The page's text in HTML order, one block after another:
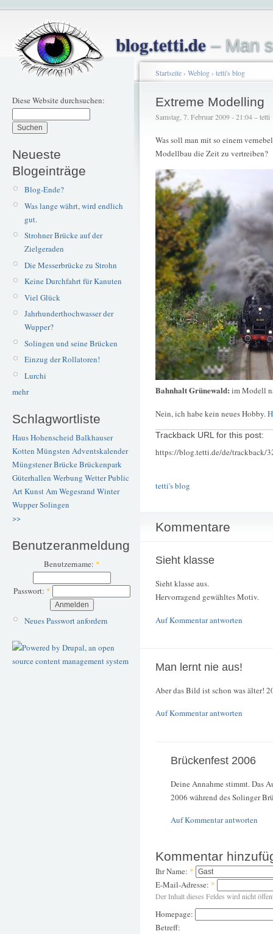
blog.tetti.de– Man
Diese Website durchsuchen:
Neueste
Blogeinträge
Blog-Ende?
Was lange währt, wird endlich
gut.
Strohner Brücke auf der
Zielgeraden
Die Messerbrücke zu Strohn
Keine Durchfahrt für Kanuten
Viel Glück
Jahrhunderthochwasser der
Wupper?
Solingen und seine Brücken
Einzug der Rollatoren!
Lurchi
mehr
Schlagwortliste
Haus Hohenscheid Balkhauser
Kotten Müngsten Adventskalender
Müngstener BrückeBrückenpark
Güterhallen Werbung WetterPublic
ArtKunstAm Wegesrand Winter
WupperSolingen
>>
Benutzeranmeldung
Benutzername: *
Passwort: *
Neues Passwort anfordern
Startseite› Weblog› tetti's blog
Extreme Modelling
Samstag, 7. Februar 2009 - 21:04 – tetti
Was soll man mit so einem
Modellbau die Zeit zu vertreiben?
Bahnhalt Grünewald: im Modell
Nein, ich habe kein neues Hobby.
Trackback URL for this post:
https://blog.tetti.de/de/trackback/
tetti's blog
Kommentare
Sieht klasse
Sieht klasse aus.
Hervorragend gewähltes Motiv.
Auf Kommentar antworten
Man lernt nie aus!
Aber das Bild ist schon was älter!
Auf Kommentar antworten
Brückenfest 2006
Deine Annahme stimmt. Das
2006 während des Solinger
Auf Kommentar antworten
Kommentar
Ihr Name: *
E-Mail-Adresse: *
Der Inhalt dieses Feldes wird nicht
Homepage:
Betreff: